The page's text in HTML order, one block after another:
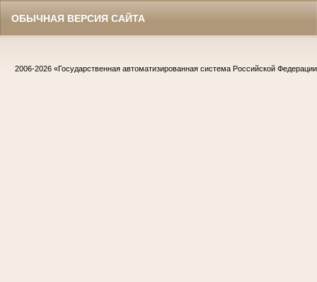
ОБЫЧНАЯ ВЕРСИЯ САЙТА
2006-2026 «Государственная автоматизированная система Российской